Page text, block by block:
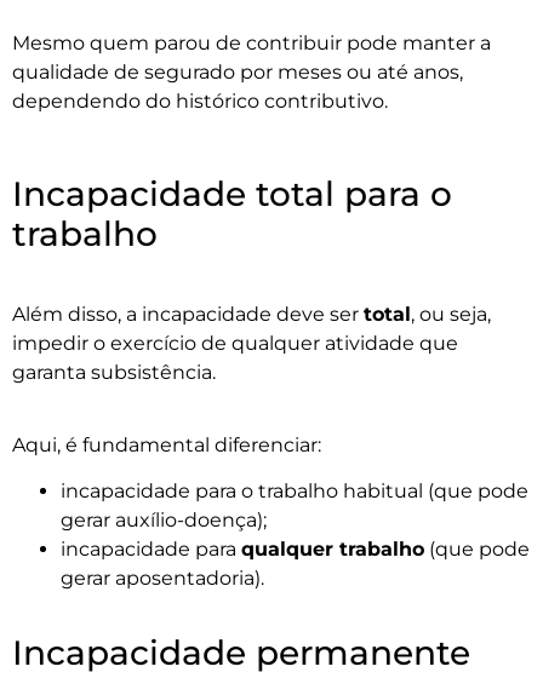
Mesmo quem parou de contribuir pode manter a
qualidade de segurado por meses ou até anos,
dependendo do histórico contributivo.
Incapacidade total para o
trabalho
Além disso, a incapacidade deve ser total, ou seja,
impedir o exercício de qualquer atividade que
garanta subsistência.
Aqui, é fundamental diferenciar:
incapacidade para o trabalho habitual (que pode
gerar auxílio-doença);
incapacidade para qualquer trabalho (que pode
gerar aposentadoria).
Incapacidade permanente